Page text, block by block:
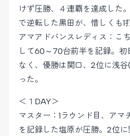
けず圧勝、４連覇を達成した
で逆転した黒田が、惜しくも1
アマアドバンスレディス：こ
して60～70台前半を記録。初
なく、優勝は関口、2位に浅
った。
＜１DAY＞
マスター：1ラウンド目、アマ
を記録した塩原が圧勝。2位に